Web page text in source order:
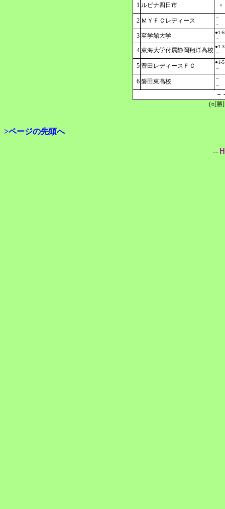
1 ルビナ四日市 ×
2 ＭＹＦＣレディース
－
－
3 至学館大学
●1-6
－
4 東海大学付属静岡翔洋高校
●1-3
－
5 豊田レディースＦＣ
●1-5
－
6 磐田東高校
－
－
－
(○[勝
>ページの先頭へ
--